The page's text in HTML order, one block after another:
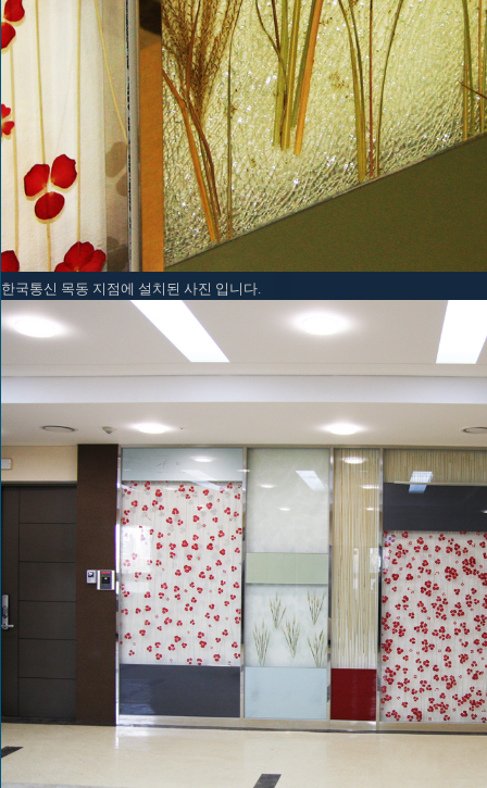
한국통신 목동 지점에 설치된 사진 입니다.